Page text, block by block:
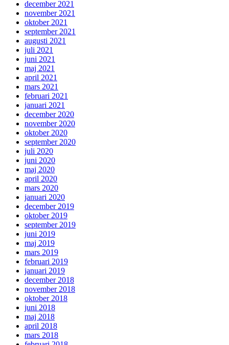
december 2021
november 2021
oktober 2021
september 2021
augusti 2021
juli 2021
juni 2021
maj 2021
april 2021
mars 2021
februari 2021
januari 2021
december 2020
november 2020
oktober 2020
september 2020
juli 2020
juni 2020
maj 2020
april 2020
mars 2020
januari 2020
december 2019
oktober 2019
september 2019
juni 2019
maj 2019
mars 2019
februari 2019
januari 2019
december 2018
november 2018
oktober 2018
juni 2018
maj 2018
april 2018
mars 2018